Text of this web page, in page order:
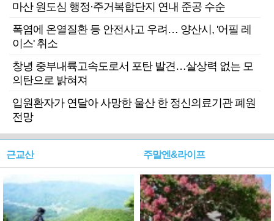
마산 원도심 행정·주거복합단지 연내 준공 수순
폭염에 온열질환 등 안전사고 우려… 양산시, '어필 레
이스' 취소
창녕 중부내륙고속도로서 포탄 발견…살상력 없는 모
의탄으로 밝혀져
입원환자가 연달아 사망한 울산 한 정신의료기관 폐원
전망
근교산 주말엔&라이프